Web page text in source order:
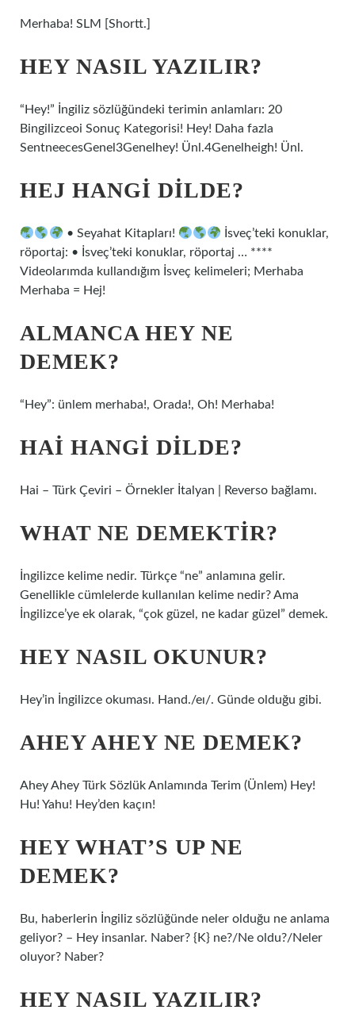
Merhaba! SLM [Shortt.]
HEY NASIL YAZILIR?
“Hey!” İngiliz sözlüğündeki terimin anlamları: 20
Bingilizceoi Sonuç Kategorisi! Hey! Daha fazla
SentneecesGenel3Genelhey! Ünl.4Genelheigh! Ünl.
HEJ HANGI DILDE?
• Seyahat Kitapları!
İsveç’teki konuklar,
röportaj: • İsveç’teki konuklar, röportaj … ****
Videolarımda kullandığım İsveç kelimeleri; Merhaba
Merhaba = Hej!
ALMANCA HEY NE
DEMEK?
“Hey”: ünlem merhaba!, Orada!, Oh! Merhaba!
HAI HANGI DILDE?
Hai – Türk Çeviri – Örnekler İtalyan | Reverso bağlamı.
WHAT NE DEMEKTIR?
İngilizce kelime nedir. Türkçe “ne” anlamına gelir.
Genellikle cümlelerde kullanılan kelime nedir? Ama
İngilizce’ye ek olarak, “çok güzel, ne kadar güzel” demek.
HEY NASIL OKUNUR?
Hey’in İngilizce okuması. Hand./eɪ/. Günde olduğu gibi.
AHEY AHEY NE DEMEK?
Ahey Ahey Türk Sözlük Anlamında Terim (Ünlem) Hey!
Hu! Yahu! Hey’den kaçın!
HEY WHAT’S UP NE
DEMEK?
Bu, haberlerin İngiliz sözlüğünde neler olduğu ne anlama
geliyor? – Hey insanlar. Naber? {K} ne?/Ne oldu?/Neler
oluyor? Naber?
HEY NASIL YAZILIR?